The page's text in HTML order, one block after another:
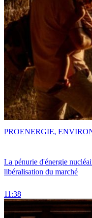
La pénurie d'énergie
libéralisation du marché
11:38
PROENERGIE,